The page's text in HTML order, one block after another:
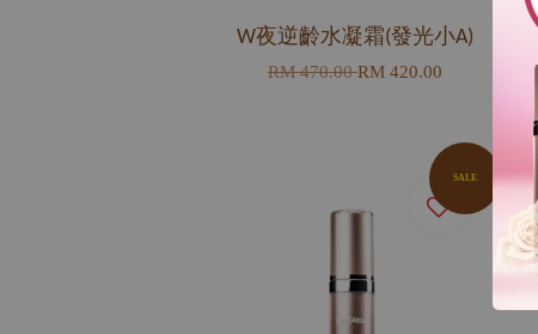
W夜逆齡水凝霜(發光小A)
RM 470.00RM 420.00
SALE